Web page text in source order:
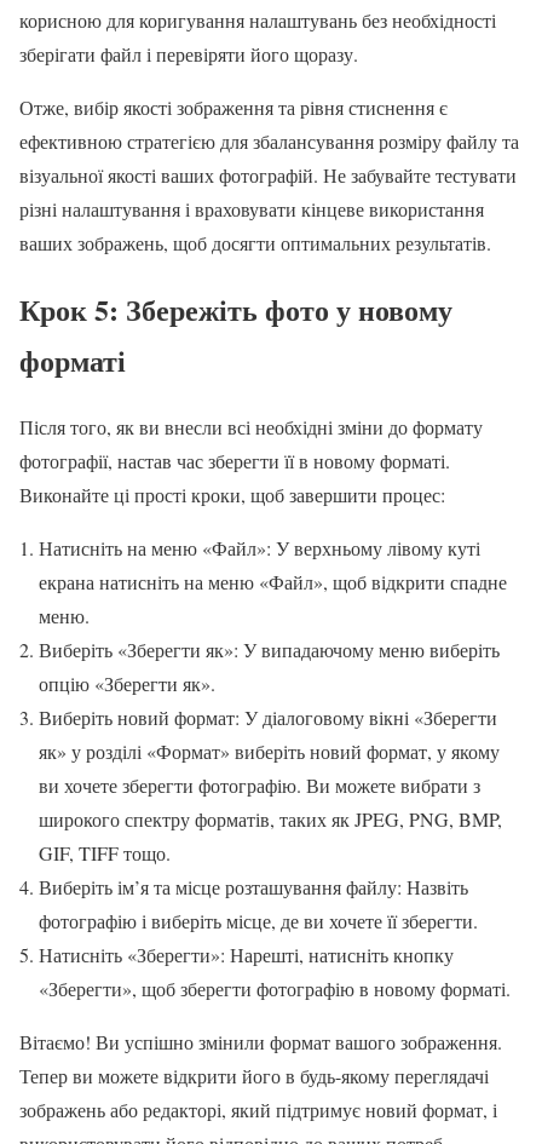
корисною для коригування налаштувань без необхідності
зберігати файл і перевіряти його щоразу.
Отже, вибір якості зображення та рівня стиснення є
ефективною стратегією для збалансування розміру файлу та
візуальної якості ваших фотографій. Не забувайте тестувати
різні налаштування і враховувати кінцеве використання
ваших зображень, щоб досягти оптимальних результатів.
Крок 5: Збережіть фото у новому
форматі
Після того, як ви внесли всі необхідні зміни до формату
фотографії, настав час зберегти її в новому форматі.
Виконайте ці прості кроки, щоб завершити процес:
Натисніть на меню «Файл»: У верхньому лівому куті
екрана натисніть на меню «Файл», щоб відкрити спадне
меню.
Виберіть «Зберегти як»: У випадаючому меню виберіть
опцію «Зберегти як».
Виберіть новий формат: У діалоговому вікні «Зберегти
як» у розділі «Формат» виберіть новий формат, у якому
ви хочете зберегти фотографію. Ви можете вибрати з
широкого спектру форматів, таких як JPEG, PNG, BMP,
GIF, TIFF тощо.
Виберіть ім’я та місце розташування файлу: Назвіть
фотографію і виберіть місце, де ви хочете її зберегти.
Натисніть «Зберегти»: Нарешті, натисніть кнопку
«Зберегти», щоб зберегти фотографію в новому форматі.
Вітаємо! Ви успішно змінили формат вашого зображення.
Тепер ви можете відкрити його в будь-якому переглядачі
зображень або редакторі, який підтримує новий формат, і